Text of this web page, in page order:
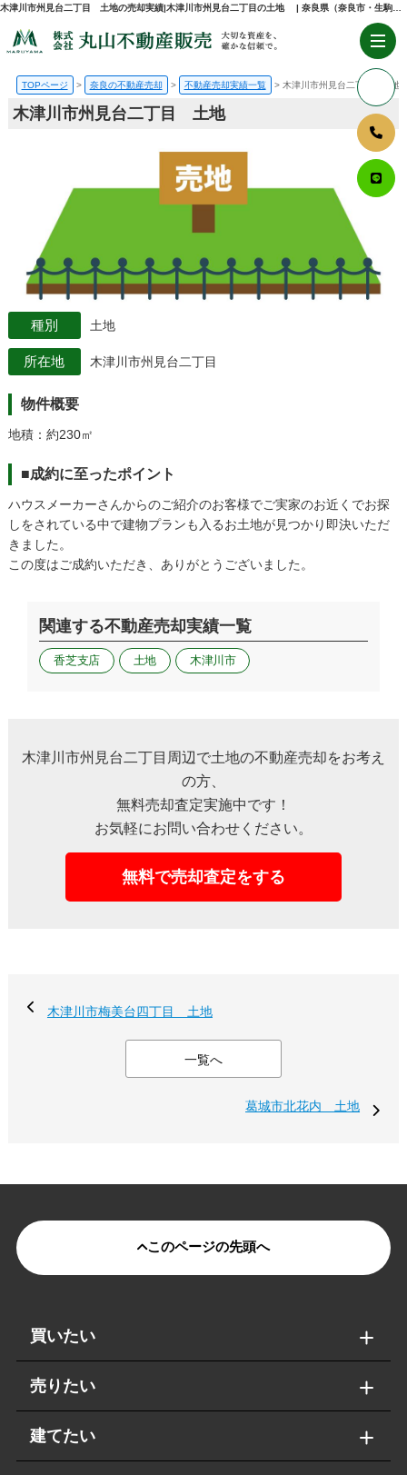
TOPページ 奈良の不動産売却 不動産売却実績一覧 木津川市州見台二丁目 土地
木津川市州見台二丁目 土地
土地
木津川市州見台二丁目
物件概要
地積：約230㎡
■成約に至ったポイント
ハウスメーカーさんからのご紹介のお客様でご実家のお近くでお探
しをされている中で建物プランも入るお土地が見つかり即決いただ
きました。
この度はご成約いただき、ありがとうございました。
関連する不動産売却実績一覧
香芝支店 土地 木津川市
木津川市州見台二丁目周辺で土地の不動産売却をお考え
の方、
無料売却査定実施中です！
お気軽にお問い合わせください。
無料で売却査定をする
木津川市梅美台四丁目 土地
一覧へ
葛城市北花内 土地
このページの先頭へ
買いたい
売りたい
建てたい